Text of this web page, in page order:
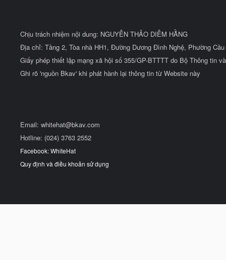
Chịu trách nhiệm nội dung: NGUYỄN THẢO DIỄM HẰNG
Địa chỉ: Tầng 2, Tòa nhà HH1, Đường Dương Đình Nghệ, Phường
Giấy phép thiết lập mạng xã hội số 355/GP-BTTTT do Bộ Thông tin
Ghi rõ 'nguồn Bkav' khi phát hành lại thông tin từ Website này
Email: whitehat@bkav.com
Hotline: (024) 3763 2552
Facebook: WhiteHat
Quy định và điều khoản sử dụng